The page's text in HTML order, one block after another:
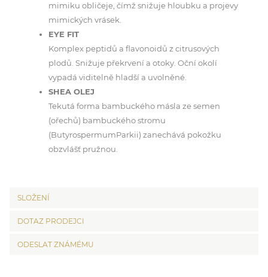
mimiku obličeje, čímž snižuje hloubku a projevy
mimických vrásek.
EYE FIT
Komplex peptidů a flavonoidů z citrusových
plodů. Snižuje překrvení a otoky. Oční okolí
vypadá viditelně hladší a uvolněné.
SHEA OLEJ
Tekutá forma bambuckého másla ze semen
(ořechů) bambuckého stromu
(ButyrospermumParkii) zanechává pokožku
obzvlášť pružnou.
SLOŽENÍ
DOTAZ PRODEJCI
ODESLAT ZNÁMÉMU